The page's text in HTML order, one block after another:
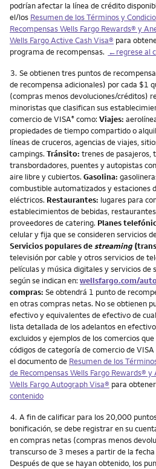
podrían afectar la línea de crédito
el/los Resumen de los Términos y
RecompensasWells Fargo Rewards® y
Wells Fargo Active Cash Visa® para
programa de recompensas. ←regrese al
Nota
3. Se obtienen tres puntos de
de recompensa adicionales) por cada $1
(compras menos devoluciones/créditos)
minoristas que clasifican sus
comercio de VISA® como: Viajes:
propiedades de tiempo compartido o
líneas de cruceros, agencias de viajes,
campings. Tránsito: trenes de pasajeros,
transbordadores, puentes y autopistas
aire libre y cubiertos. Gasolina:
combustible automatizados y estaciones
eléctricos. Restaurantes: lugares para
establecimientos de bebidas,
proveedores de catering. Planes
celular y fija que se consideren servicios
Servicios populares de streaming
televisión por cable y otros servicios de
películas y música digitales y servicios de
según se indican en: wellsfargo.com/
compras: Se obtendrá 1 punto de
en otras compras netas. No se obtienen
efectivo y equivalentes de efectivo de
lista detallada de los adelantos en
excluidos y ejemplos de los comercios
códigos de categoría de comercio de
el documento de Resumen de los
de Recompensas Wells Fargo Rewards®
Wells Fargo Autograph Visa® para
contenido
Nota
4. A fin de calificar para los 20,000
bonificación, se debe registrar en su
en compras netas (compras menos
transcurso de 3 meses a partir de la
Después de que se hayan obtenido, los